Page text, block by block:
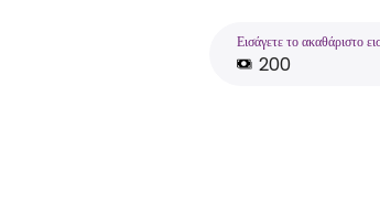
Εισάγετε το ακαθάριστο